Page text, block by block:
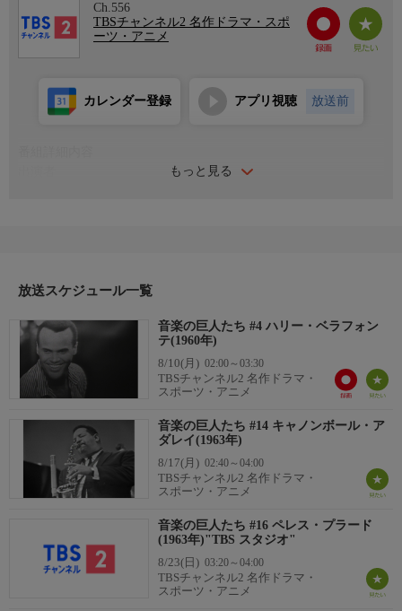
Ch.556
TBSチャンネル2 名作ドラマ・スポ
ーツ・アニメ
もっと見る
カレンダー登録 アプリ視聴 放送前
が世界的なヒットを記録した“ハリー・ベラフォンテ”。1960年に
ダ」「さらばジャマイカ」などはもちろん、代表曲「バナナ・ボ
ート」も歌います。
制作
1960
放送スケジュール一覧
音楽の巨人たち #4 ハリー・ベラフォン
テ(1960年)
8/10(月) 02:00～03:30
TBSチャンネル2 名作ドラマ・
スポーツ・アニメ
音楽の巨人たち #14 キャノンボール・ア
ダレイ(1963年)
8/17(月) 02:40～04:00
TBSチャンネル2 名作ドラマ・
スポーツ・アニメ
音楽の巨人たち #16 ペレス・プラード
(1963年)"TBS スタジオ"
8/23(日) 03:20～04:00
TBSチャンネル2 名作ドラマ・
スポーツ・アニメ